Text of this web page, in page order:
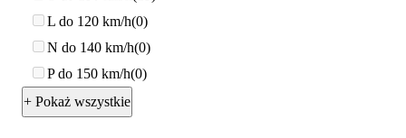
L do 120 km/h 0
N do 140 km/h 0
P do 150 km/h 0
+ Pokaż wszystkie